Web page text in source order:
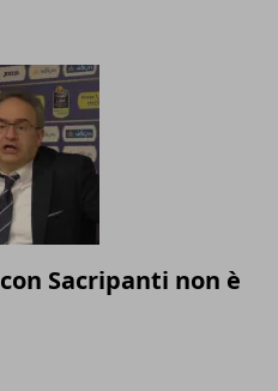
Sacripanti non è